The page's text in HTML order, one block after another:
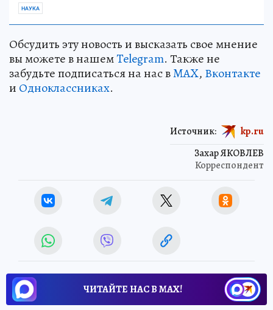
НАУКА
Обсудить эту новость и высказать свое мнение
вы можете в нашемTelegram. Также не
забудьте подписаться на нас вMAX, Вконтакте
и Одноклассниках.
Захар ЯКОВЛЕВ
Корреспондент
Источник: kp.ru
ЧИТАЙТЕ НАС В МАХ!